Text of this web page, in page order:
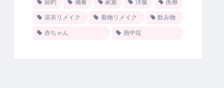
節約 備蓄 家族 洋服 医療
浴衣リメイク 着物リメイク 飲み物
赤ちゃん 熱中症